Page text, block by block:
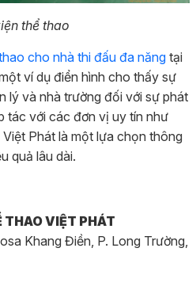
thể thao
cho nhà thi đấu đa năng tại
ví dụ điển hình cho thấy sự
lý và nhà trường đối với sự phát
tác với các đơn vị uy tín như
Phát là một lựa chọn thông
quả lâu dài.
THAO VIỆT PHÁT
Khang Điền, P. Long Trường,